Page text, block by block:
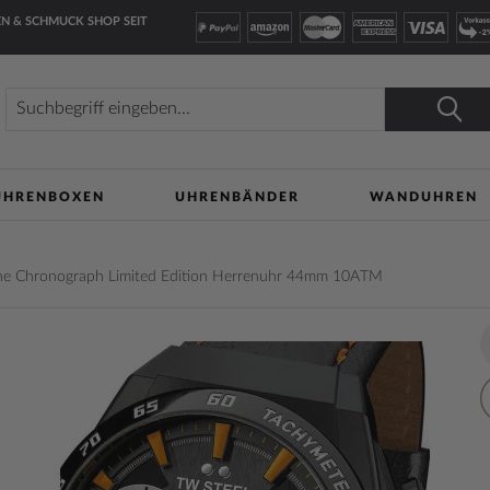
& SCHMUCK SHOP SEIT
Suche
UHRENBÄNDER WANDUHREN
Chronograph Limited Edition Herrenuhr 44mm 10ATM